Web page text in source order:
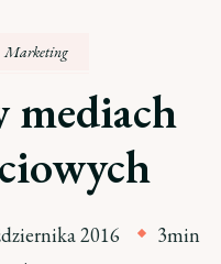
Marketing
mediach
2016
3min